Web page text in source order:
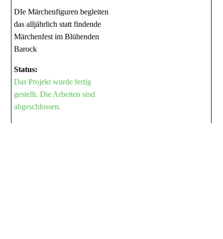
DIe Märchenfiguren begleiten
das alljährlich statt findende
Märchenfest im Blühenden
Barock
Status:
Das Projekt wurde fertig
gestellt. Die Arbeiten sind
abgeschlossen.